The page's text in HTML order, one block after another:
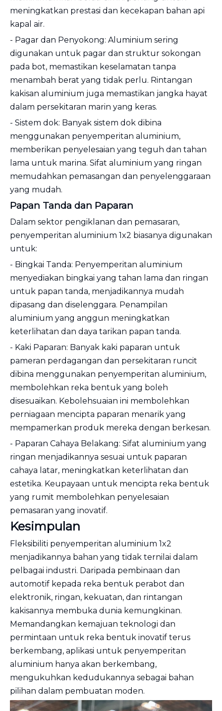
meningkatkan prestasi dan kecekapan bahan api
kapal air.
- Pagar dan Penyokong: Aluminium sering
digunakan untuk pagar dan struktur sokongan
pada bot, memastikan keselamatan tanpa
menambah berat yang tidak perlu. Rintangan
kakisan aluminium juga memastikan jangka hayat
dalam persekitaran marin yang keras.
- Sistem dok: Banyak sistem dok dibina
menggunakan penyemperitan aluminium,
memberikan penyelesaian yang teguh dan tahan
lama untuk marina. Sifat aluminium yang ringan
memudahkan pemasangan dan penyelenggaraan
yang mudah.
Papan Tanda dan Paparan
Dalam sektor pengiklanan dan pemasaran,
penyemperitan aluminium 1x2 biasanya digunakan
untuk:
- Bingkai Tanda: Penyemperitan aluminium
menyediakan bingkai yang tahan lama dan ringan
untuk papan tanda, menjadikannya mudah
dipasang dan diselenggara. Penampilan
aluminium yang anggun meningkatkan
keterlihatan dan daya tarikan papan tanda.
- Kaki Paparan: Banyak kaki paparan untuk
pameran perdagangan dan persekitaran runcit
dibina menggunakan penyemperitan aluminium,
membolehkan reka bentuk yang boleh
disesuaikan. Kebolehsuaian ini membolehkan
perniagaan mencipta paparan menarik yang
mempamerkan produk mereka dengan berkesan.
- Paparan Cahaya Belakang: Sifat aluminium yang
ringan menjadikannya sesuai untuk paparan
cahaya latar, meningkatkan keterlihatan dan
estetika. Keupayaan untuk mencipta reka bentuk
yang rumit membolehkan penyelesaian
pemasaran yang inovatif.
Kesimpulan
Fleksibiliti penyemperitan aluminium 1x2
menjadikannya bahan yang tidak ternilai dalam
pelbagai industri. Daripada pembinaan dan
automotif kepada reka bentuk perabot dan
elektronik, ringan, kekuatan, dan rintangan
kakisannya membuka dunia kemungkinan.
Memandangkan kemajuan teknologi dan
permintaan untuk reka bentuk inovatif terus
berkembang, aplikasi untuk penyemperitan
aluminium hanya akan berkembang,
mengukuhkan kedudukannya sebagai bahan
pilihan dalam pembuatan moden.